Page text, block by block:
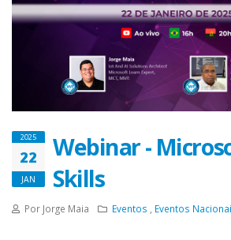
2025
22
JAN
Webinar -
Skills
Por Jorge Maia Eventos Eventos